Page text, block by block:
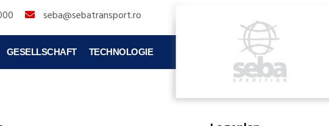
seba@sebatransport.ro
GESELLSCHAFT TECHNOLOGIE